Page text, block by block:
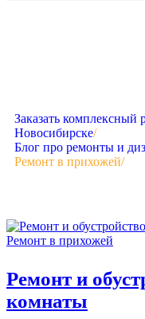
Заказать комплексный
Новосибирске/
Блог про ремонты и
Ремонт в прихожей/
Ремонт в прихожей
Ремонт и
комнаты